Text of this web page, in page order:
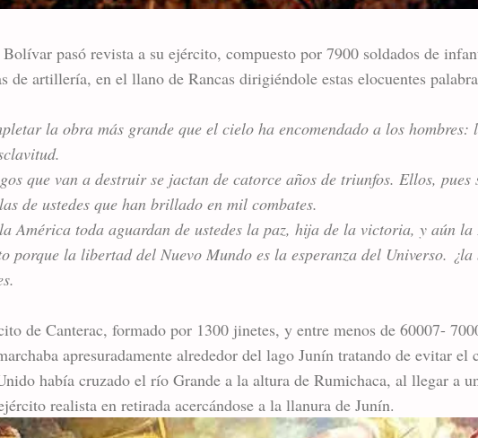
pasó revista a su ejército, compuesto por 7900 soldados de
de artillería, en el llano de Rancas dirigiéndole estas elocuentes
la obra más grande que el cielo ha encomendado a los hombres:
que van a destruir se jactan de catorce años de triunfos. Ellos, pues
de ustedes que han brillado en mil combates.
América toda aguardan de ustedes la paz, hija de la victoria, y aún
porque la libertad del Nuevo Mundo es la esperanza del Universo.
de Canterac, formado por 1300 jinetes, y entre menos de 60007​-
apresuradamente alrededor del lago Junín tratando de evitar el
había cruzado el río Grande a la altura de Rumichaca, al llegar a
realista en retirada acercándose a la llanura de Junín.